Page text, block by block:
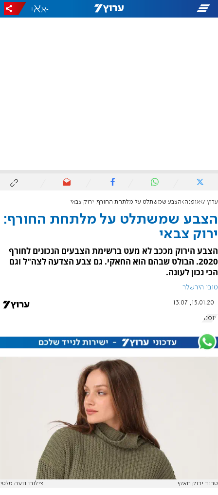
-
+
ערוץ 7 אופנה הצבע שמשתלט על מלתחת החורף: ירוק צבאי
הצבע שמשתלט על מלתחת החורף:
ירוק צבאי
הצבע הירוק מככב לא מעט ברשימת הצבעים הנכונים לחורף
2020. הבולט שבהם הוא החאקי. גם צבע הצדעה לצה"ל וגם
הכי נכון לעונה.
טובי הירשלר
15.01.20, 13:07
אופנה
טרנד ירוק חאקי צילום: נועה סלטי